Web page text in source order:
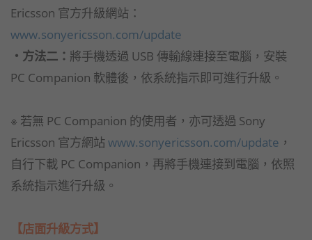
Ericsson 官方升級網站：
www.sonyericsson.com/update
‧方法二： 將手機透過 USB 傳輸線連接至電腦，安裝
PC Companion 軟體後，依系統指示即可進行升級。
※ 若無 PC Companion 的使用者，亦可透過 Sony
Ericsson 官方網站www.sonyericsson.com/update ，
自行下載 PC Companion，再將手機連接到電腦，依照
系統指示進行升級。
【店面升級方式】